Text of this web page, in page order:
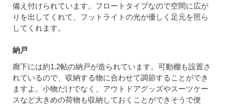
備え付けられています。フロートタイプなので空間に広が
りを出してくれて、フットライトの光が優しく足元を照ら
してくれます。
納戸
廊下には約1.2帖の納戸が造られています。可動棚も設置さ
れているので、収納する物に合わせて調節することができ
ますよ。小物だけでなく、アウトドアグッズやスーツケー
スなど大きめの荷物も収納しておくことができそうで便